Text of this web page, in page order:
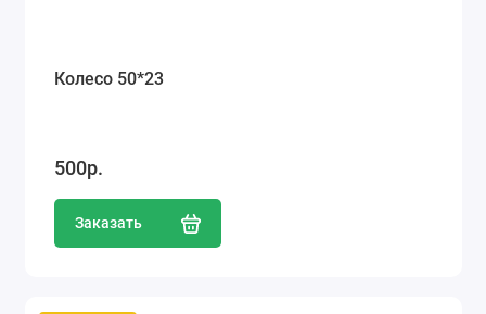
Колесо 50*23
500р.
Заказать